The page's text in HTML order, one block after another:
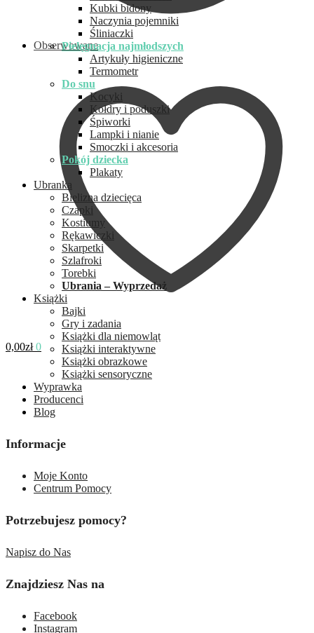
Obserwowane
0,00zł 0
Kubki bidony
Naczynia pojemniki
Śliniaczki
Pielęgnacja najmłodszych
Artykuły higieniczne
Termometr
Do snu
Kocyki
Kołdry i poduszki
Śpiworki
Lampki i nianie
Smoczki i akcesoria
Pokój dziecka
Plakaty
Ubranka
Bielizna dziecięca
Czapki
Kostiumy
Rękawiczki
Skarpetki
Szlafroki
Torebki
Ubrania – Wyprzedaż
Książki
Bajki
Gry i zadania
Książki dla niemowląt
Książki interaktywne
Książki obrazkowe
Książki sensoryczne
Wyprawka
Producenci
Blog
Informacje
Moje Konto
Centrum Pomocy
Potrzebujesz pomocy?
Napisz do Nas
Znajdziesz Nas na
Facebook
Instagram